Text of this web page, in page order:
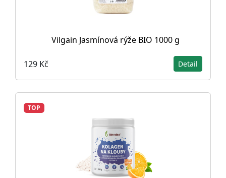
Vilgain Jasmínová rýže BIO 1000 g
129 Kč Detail
TOP